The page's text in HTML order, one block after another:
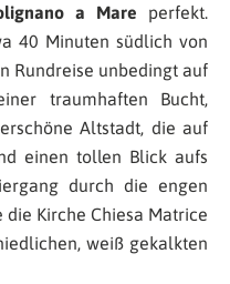
a Mare perfekt.
40 Minuten südlich von
Rundreise unbedingt auf
traumhaften Bucht,
Altstadt, die auf
einen tollen Blick aufs
durch die engen
die Kirche Chiesa Matrice
weiß gekalkten